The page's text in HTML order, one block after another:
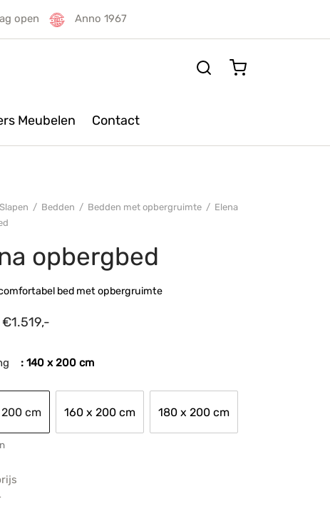
open Anno 1967
Meubelen Contact
Slapen / Bedden / Bedden met opbergruimte / Elena
opbergbed
bed met opbergruimte
€1.519,-
: 140 x 200 cm
cm 160 x 200 cm 180 x 200 cm